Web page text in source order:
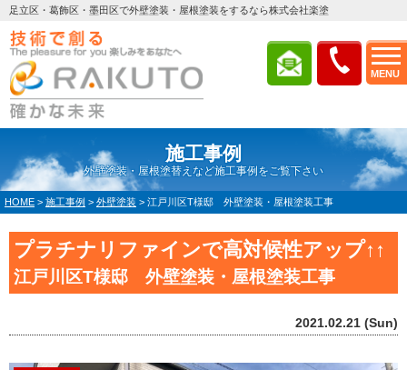
MENU
足立区・葛飾区・墨田区で外壁塗装・屋根塗装をするなら株式会社楽塗
施工事例
外壁塗装・屋根塗替えなど施工事例をご覧下さい
HOME > 施工事例 > 外壁塗装 > 江戸川区T様邸 外壁塗装・屋根塗装工事
プラチナリファインで高対候性アップ↑↑
江戸川区T様邸 外壁塗装・屋根塗装工事
2021.02.21 (Sun)